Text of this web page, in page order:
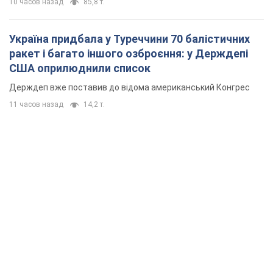
10 часов назад 85,8 т.
Україна придбала у Туреччини 70 балістичних
ракет і багато іншого озброєння: у Держдепі
США оприлюднили список
Держдеп вже поставив до відома американський Конгрес
11 часов назад 14,2 т.